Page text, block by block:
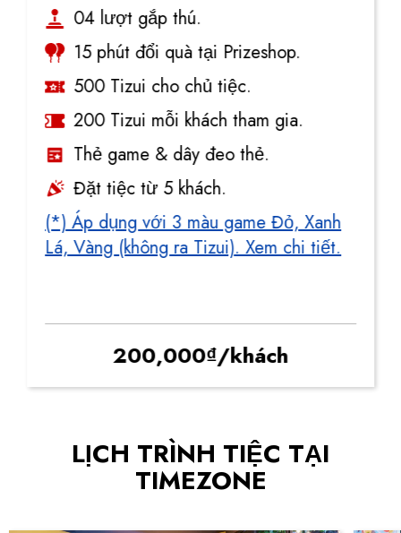
04 lượt gắp thú.
15 phút đổi quà tại Prizeshop.
500 Tizui cho chủ tiệc.
200 Tizui mỗi khách tham gia.
Thẻ game & dây đeo thẻ.
Đặt tiệc từ 5 khách.
(*) Áp dụng với 3 màu game Đỏ, Xanh
Lá, Vàng (không ra Tizui). Xem chi tiết.
200,000₫/khách
LỊCH TRÌNH TIỆC TẠI
TIMEZONE